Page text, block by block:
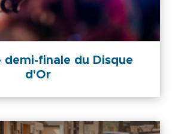
demi-finale du Disque
d'Or